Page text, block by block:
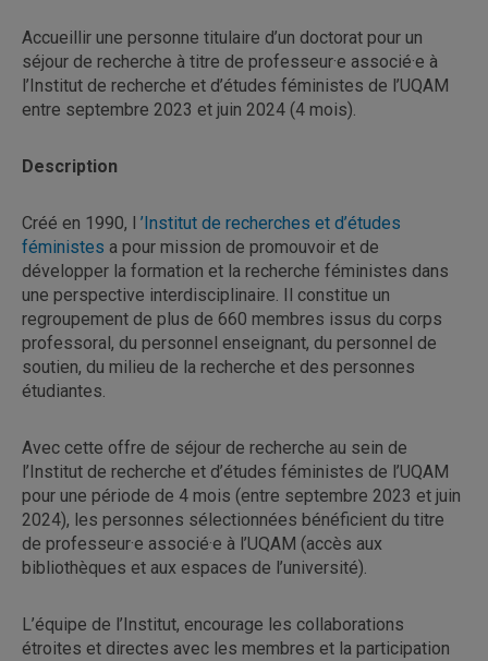
Accueillir une personne titulaire d’un doctorat pour un
séjour de recherche à titre de professeur·e associé·e à
l’Institut de recherche et d’études féministes de l’UQAM
entre septembre 2023 et juin 2024 (4 mois).
Description
Créé en 1990, l ’Institut de recherches et d’études
féministes a pour mission de promouvoir et de
développer la formation et la recherche féministes dans
une perspective interdisciplinaire. Il constitue un
regroupement de plus de 660 membres issus du corps
professoral, du personnel enseignant, du personnel de
soutien, du milieu de la recherche et des personnes
étudiantes.
Avec cette offre de séjour de recherche au sein de
l’Institut de recherche et d’études féministes de l’UQAM
pour une période de 4 mois (entre septembre 2023 et juin
2024), les personnes sélectionnées bénéficient du titre
de professeur·e associé·e à l’UQAM (accès aux
bibliothèques et aux espaces de l’université).
L’équipe de l’Institut, encourage les collaborations
étroites et directes avec les membres et la participation